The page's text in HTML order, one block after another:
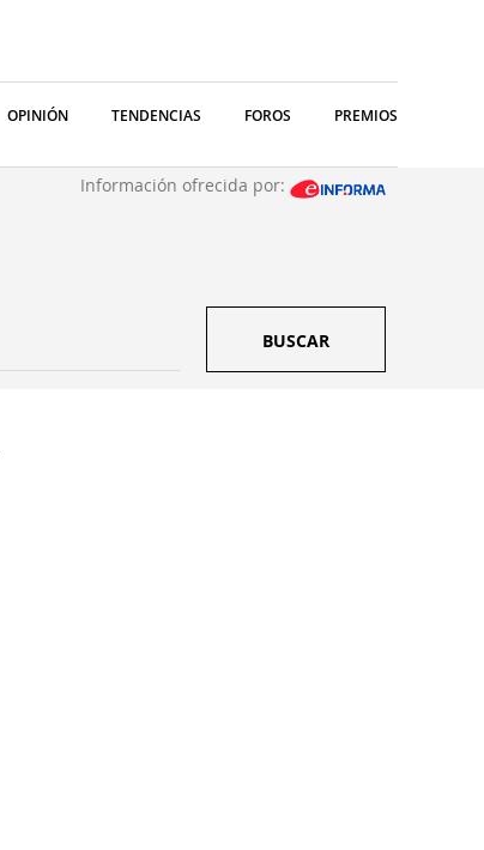
OPINIÓN TENDENCIAS FOROS PREMIOS
Información ofrecida por:
BUSCAR